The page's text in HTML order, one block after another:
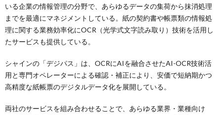
いる企業の情報管理の分野で、あらゆるデータの集荷から抹消処理
までを最適にマネジメントしている。紙の契約書や帳票類の情報処
理に関する業務効率化にOCR（光学式文字読み取り）技術を活用し
たサービスも提供している。
シャインの「デジパス」は、OCRにAIを融合させたAI-OCR技術活
用と専門オペレーターによる確認・補正により、安価で短納期かつ
高精度な紙帳票のデジタルデータ化を展開している。
両社のサービスを組み合わせることで、あらゆる業界・業種向け